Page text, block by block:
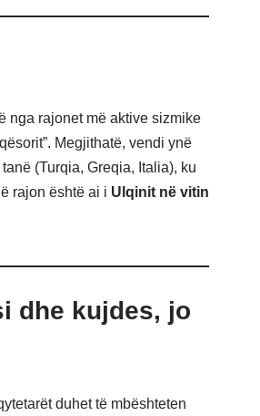
nga rajonet më aktive sizmike
Megjithatë, vendi ynë
(Turqia, Greqia, Italia), ku
rajon është ai i Ulqinit në vitin
dhe kujdes, jo
duhet të mbështeten